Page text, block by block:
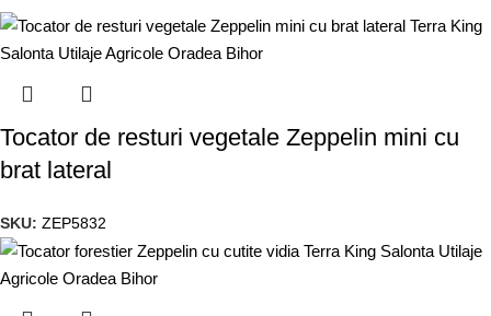
Tocator de resturi vegetale Zeppelin mini cu
brat lateral
SKU: ZEP5832